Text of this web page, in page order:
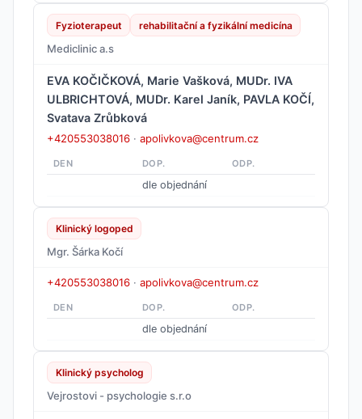
Fyzioterapeut rehabilitační a fyzikální medicína
Mediclinic a.s
EVA KOČIČKOVÁ, Marie Vašková, MUDr. IVA
ULBRICHTOVÁ, MUDr. Karel Janík, PAVLA KOČÍ,
Svatava Zrůbková
+420553038016 · apolivkova@centrum.cz
DEN DOP. ODP.
dle objednání
Klinický logoped
Mgr. Šárka Kočí
+420553038016 · apolivkova@centrum.cz
DEN DOP. ODP.
dle objednání
Klinický psycholog
Vejrostovi - psychologie s.r.o